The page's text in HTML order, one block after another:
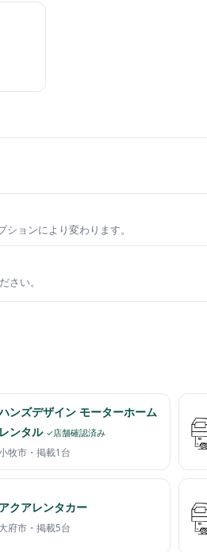
ョンにより変わります。
さい。
ンズデザイン モーターホーム
レンタル ✓店舗確認済み
牧市・ 掲載1台
アクアレンタカー
大府市・ 掲載5台